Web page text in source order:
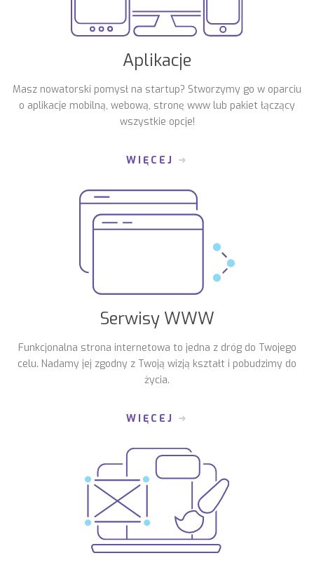
Aplikacje
Masz nowatorski pomysł na startup? Stworzymy go w oparciu
o aplikacje mobilną, webową, stronę www lub pakiet łączący
wszystkie opcje!
WIĘCEJ
Serwisy WWW
Funkcjonalna strona internetowa to jedna z dróg do Twojego
celu. Nadamy jej zgodny z Twoją wizją kształt i pobudzimy do
życia.
WIĘCEJ